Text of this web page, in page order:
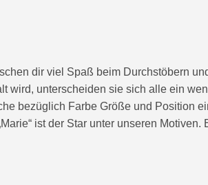
dir viel Spaß beim Durchstöbern
wird, unterscheiden sie sich alle ein
bezüglich Farbe Größe und Position
ist der Star unter unseren Motiven.